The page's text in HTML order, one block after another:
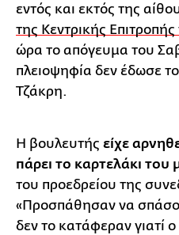
εντός και εκτός της
της Κεντρικής
ώρα το απόγευμα του
πλειοψηφία δεν έδωσε
Τζάκρη.
Η βουλευτής είχε
πάρει το καρτελάκι του
του προεδρείου της
«Προσπάθησαν να
δεν το κατάφεραν γιατί